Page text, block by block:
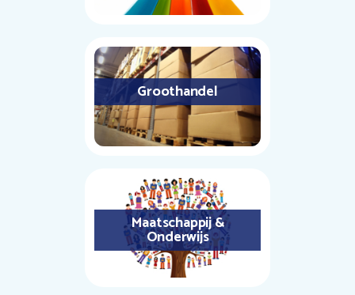
Groothandel
Maatschappij &
Onderwijs